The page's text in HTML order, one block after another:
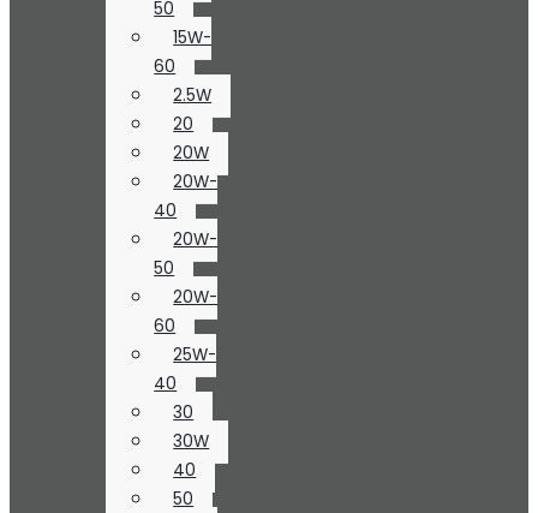
50
15W-
60
2.5W
20
20W
20W-
40
20W-
50
20W-
60
25W-
40
30
30W
40
50